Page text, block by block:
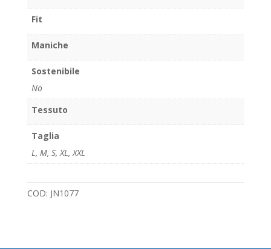
Fit
Maniche
Sostenibile
No
Tessuto
Taglia
L, M, S,XL,XXL
COD: JN1077